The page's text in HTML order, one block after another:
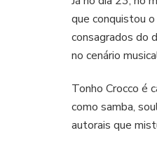
que conquistou
consagrados do
no cenário
Tonho Crocco é
como samba,
autorais que